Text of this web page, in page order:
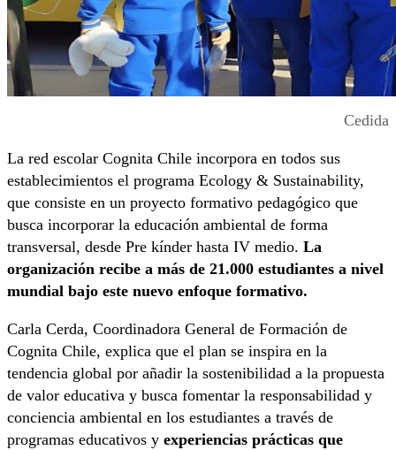
Cedida
La red escolar Cognita Chile incorpora en todos sus
establecimientos el programa Ecology & Sustainability,
que consiste en un proyecto formativo pedagógico que
busca incorporar la educación ambiental de forma
transversal, desde Pre kínder hasta IV medio. La
organización recibe a más de 21.000 estudiantes a nivel
mundial bajo este nuevo enfoque formativo.
Carla Cerda, Coordinadora General de Formación de
Cognita Chile, explica que el plan se inspira en la
tendencia global por añadir la sostenibilidad a la propuesta
de valor educativa y busca fomentar la responsabilidad y
conciencia ambiental en los estudiantes a través de
programas educativos y experiencias prácticas que